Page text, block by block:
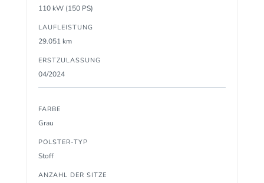
110 kW (150 PS)
LAUFLEISTUNG
29.051 km
ERSTZULASSUNG
04/2024
FARBE
Grau
POLSTER-TYP
Stoff
ANZAHL DER SITZE